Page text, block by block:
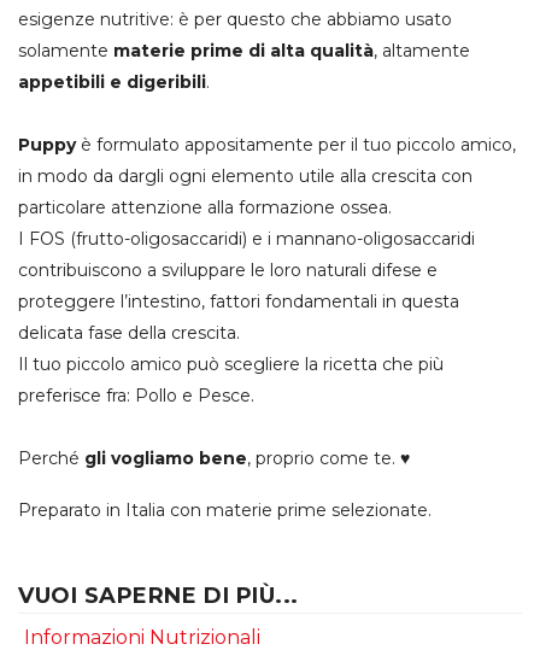
esigenze nutritive: è per questo che abbiamo usato
solamente materie prime di alta qualità, altamente
appetibili e digeribili.
Puppyè formulato appositamente per il tuo piccolo amico,
in modo da dargli ogni elemento utile alla crescita con
particolare attenzione alla formazione ossea.
I FOS (frutto-oligosaccaridi) e i mannano-oligosaccaridi
contribuiscono a sviluppare le loro naturali difese e
proteggere l’intestino, fattori fondamentali in questa
delicata fase della crescita.
Il tuo piccolo amico può scegliere la ricetta che più
preferisce fra: Pollo e Pesce.
Perché gli vogliamo bene, proprio come te. ♥
Preparato in Italia con materie prime selezionate.
VUOI SAPERNE DI PIÙ...
Informazioni Nutrizionali